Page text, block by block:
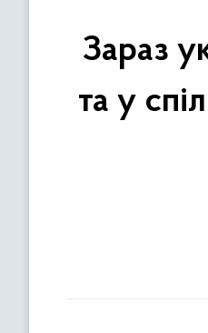
Зараз
та у